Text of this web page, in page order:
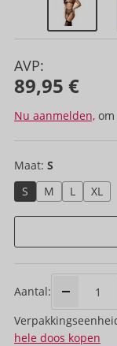
AVP:
89,95 €
Nu aanmelden,
Maat: S
S
M L XL
Aantal:
hele doos kopen